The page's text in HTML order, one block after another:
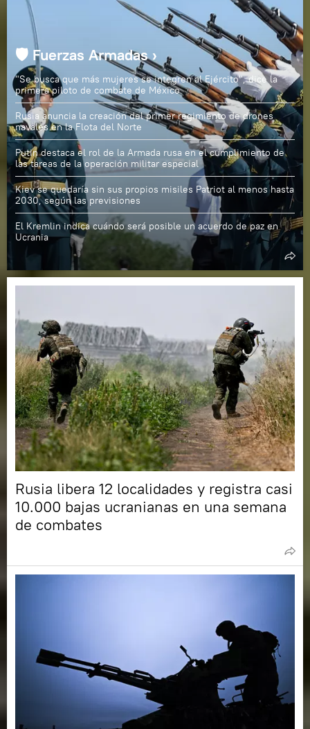
🛡️ Fuerzas Armadas ›
"Se busca que más mujeres se integren al Ejército", dice la
primera piloto de combate de México
Rusia anuncia la creación del primer regimiento de drones
navales en la Flota del Norte
Putin destaca el rol de la Armada rusa en el cumplimiento de
las tareas de la operación militar especial
Kiev se quedaría sin sus propios misiles Patriot al menos hasta
2030, según las previsiones
El Kremlin indica cuándo será posible un acuerdo de paz en
Ucrania
Rusia libera 12 localidades y registra casi
10.000 bajas ucranianas en una semana
de combates